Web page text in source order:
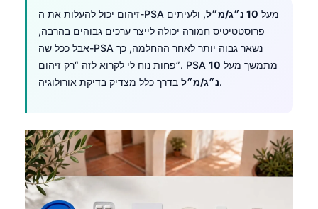
זיהום יכול להעלות את ה-PSA מעל 10 נ״ג/מ״ל
, ולעיתים
פרוסטטיטיס חמורה יכולה לייצר ערכים גבוהים בהרבה,
אבל ככל שה-PSA נשאר גבוה יותר לאחר ההחלמה, כך
פחות נוח לי לקרוא לזה “רק זיהום”. PSA מתמשך מעל 10
נ״ג/מ״לבדרך כלל מצדיק בדיקת אורולוגיה.